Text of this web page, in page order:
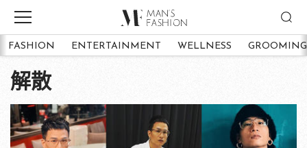
FASHION ENTERTAINMENT WELLNESS GROOMING
解散